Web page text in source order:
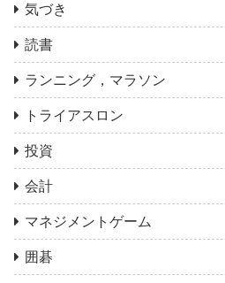
気づき
読書
ランニング，マラソン
トライアスロン
投資
会計
マネジメントゲーム
囲碁